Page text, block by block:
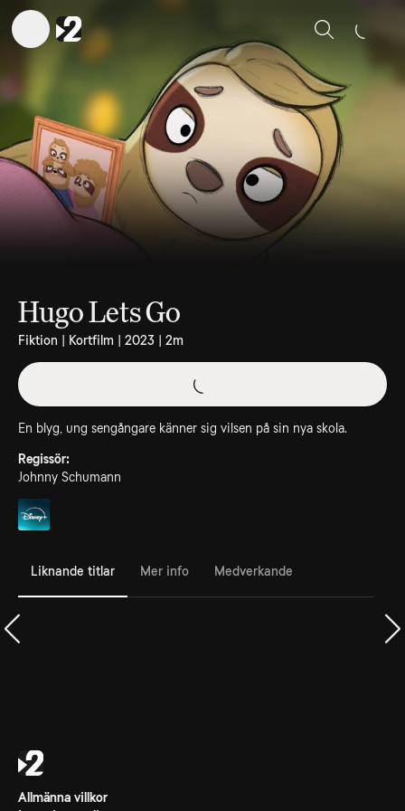
Sök
Hugo Lets Go
Fiktion | Kortfilm | 2023 | 2m
En blyg, ung sengångare känner sig vilsen på sin nya skola.
Regissör:
Johnny Schumann
Liknande titlar Mer info Medverkande
Allmänna villkor